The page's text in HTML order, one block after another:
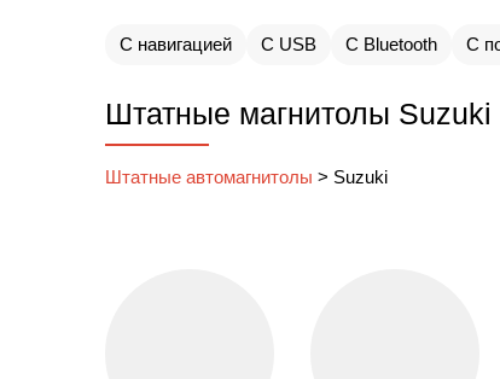
С навигацией С USB С Bluetooth С
Штатные магнитолы Suzuki
Штатные автомагнитолы > Suzuki